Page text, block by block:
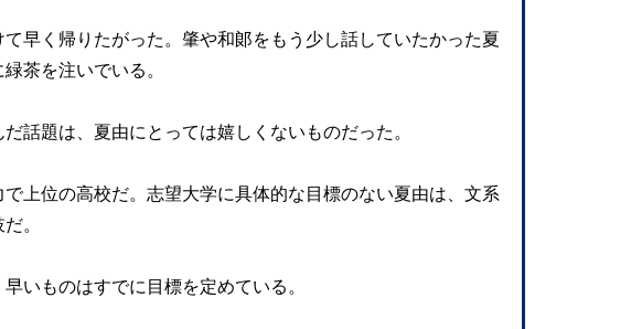
早く帰りたがった。肇や和郞をもう少し話していたかった夏
茶を注いでいる。
話題は、夏由にとっては嬉しくないものだった。
上位の高校だ。志望大学に具体的な目標のない夏由は、文系
。
いものはすでに目標を定めている。